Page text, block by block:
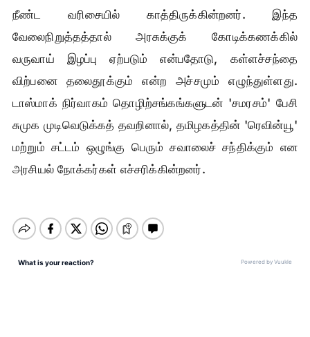
நீண்ட வரிசையில் காத்திருக்கின்றனர். இந்த
வேலைநிறுத்தத்தால் அரசுக்குக் கோடிக்கணக்கில்
வருவாய் இழப்பு ஏற்படும் என்பதோடு, கள்ளச்சந்தை
விற்பனை தலைதூக்கும் என்ற அச்சமும் எழுந்துள்ளது.
டாஸ்மாக் நிர்வாகம் தொழிற்சங்கங்களுடன் 'சமரசம்' பேசி
சுமுக முடிவெடுக்கத் தவறினால், தமிழகத்தின் 'ரெவின்யூ'
மற்றும் சட்டம் ஒழுங்கு பெரும் சவாலைச் சந்திக்கும் என
அரசியல் நோக்கர்கள் எச்சரிக்கின்றனர்.